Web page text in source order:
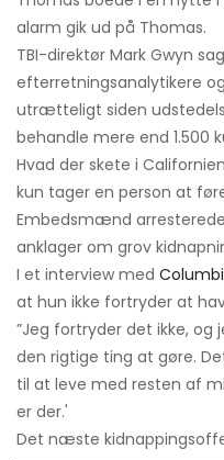
alarm gik ud på Thomas.
TBI-direktør Mark Gwyn
efterretningsanalytikere
utrætteligt siden
behandle mere end 1.500
Hvad der skete i
kun tager en person at
Embedsmænd
anklager om grov
I et interview med
at hun ikke fortryder at
”Jeg fortryder det ikke, og
den rigtige ting at gøre.
til at leve med resten af
er der.'
Det næste